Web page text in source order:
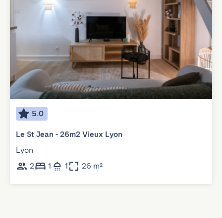
5.0
Le St Jean - 26m2 Vieux Lyon
Lyon
2
1 1 26 m²